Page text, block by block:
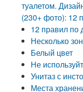
туалетом.
(230+ фото): 12
12 правил по
Несколько зон
Белый цвет
Не
Унитаз с
Места